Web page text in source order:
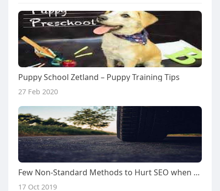
Puppy School Zetland – Puppy Training Tips
27 Feb 2020
Few Non-Standard Methods to Hurt SEO when Changing CMS
17 Oct 2019